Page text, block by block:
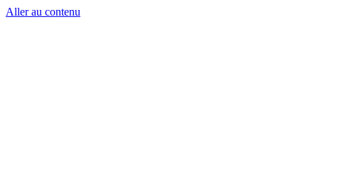
Aller au contenu